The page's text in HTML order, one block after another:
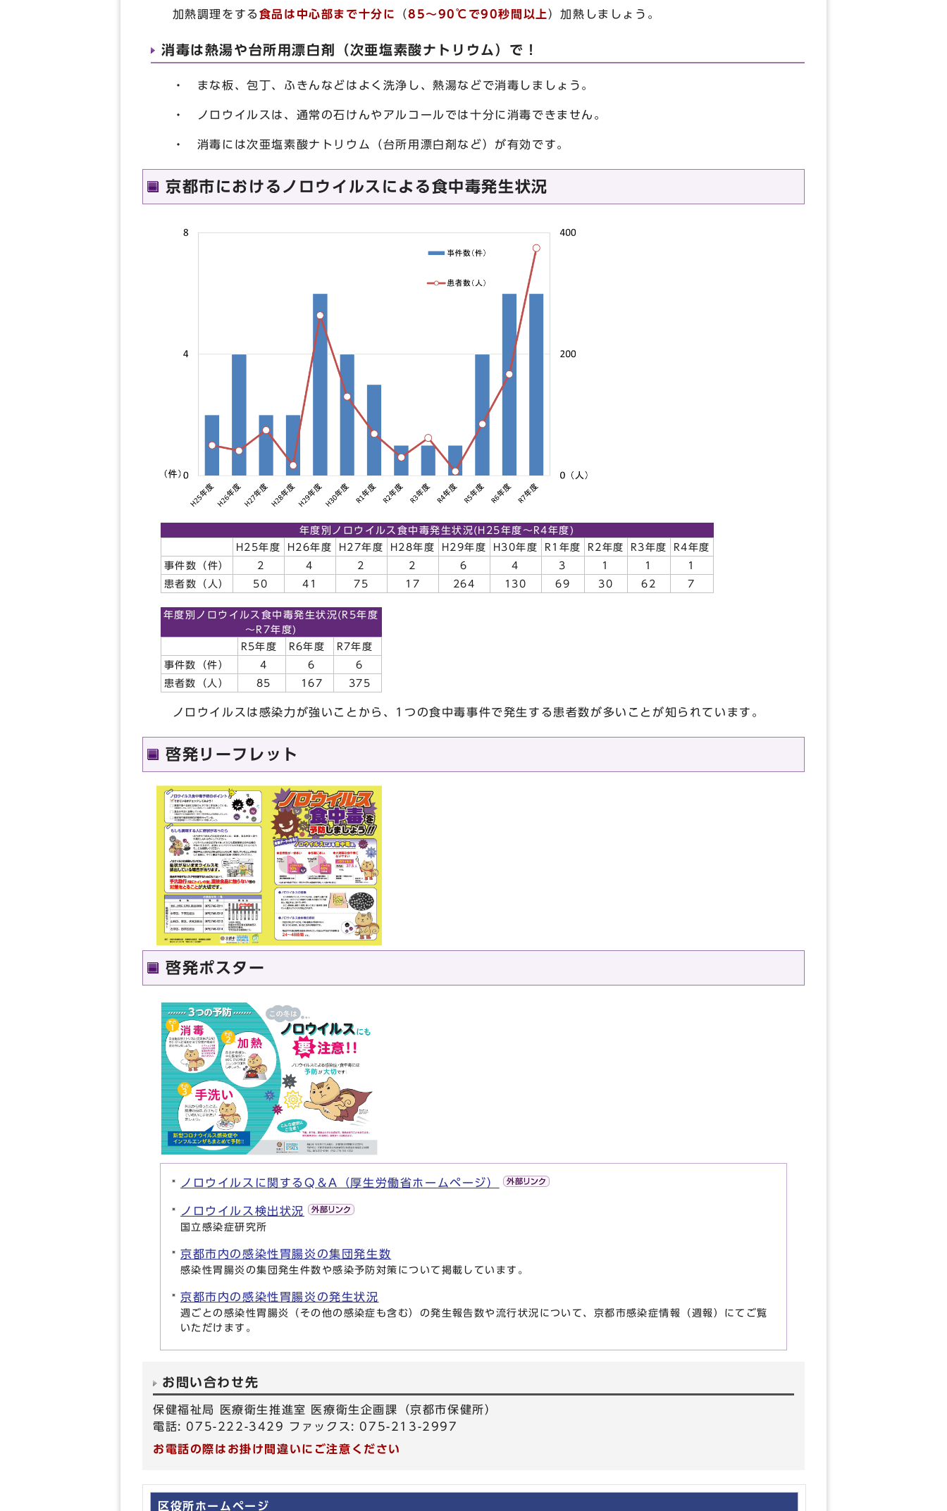
加熱調理をする 食品は中心部まで十分に （85～90℃で90秒間以上 ）加熱しましょう。
消毒は熱湯や台所用漂白剤（次亜塩素酸ナトリウム）で！
・ まな板、包丁、ふきんなどはよく洗浄し、熱湯などで消毒しましょう。
・ ノロウイルスは、通常の石けんやアルコールでは十分に消毒できません。
・ 消毒には次亜塩素酸ナトリウム（台所用漂白剤など）が有効です。
京都市におけるノロウイルスによる食中毒発生状況
年度別ノロウイルス食中毒発生状況(H25年度～R4年度)
H25年度
H26年度 H27年度 H28年度 H29年度 H30年度 R1年度 R2年度 R3年度
R4年度
事件数（件）
2 4 2 2 6 4 3 1 1
1
患者数（人）
50 41 75 17 264 130 69 30 62 7
年度別ノロウイルス食中毒発生状況(R5年度
～R7年度)
R5年度
R6年度
R7年度
事件数（件）
4 6
6
患者数（人）
85 167 375
ノロウイルスは感染力が強いことから、1つの食中毒事件で発生する患者数が多いことが知られています。
啓発リーフレット
啓発ポスター
ノロウイルスに関するQ＆A（厚生労働省ホームページ）
ノロウイルス検出状況
国立感染症研究所
京都市内の感染性胃腸炎の集団発生数
感染性胃腸炎の集団発生件数や感染予防対策について掲載しています。
京都市内の感染性胃腸炎の発生状況
週ごとの感染性胃腸炎（その他の感染症も含む）の発生報告数や流行状況について、京都市感染症情報（週報）にてご覧
いただけます。
お問い合わせ先
保健福祉局 医療衛生推進室 医療衛生企画課（京都市保健所）
電話: 075-222-3429 ファックス: 075-213-2997
お電話の際はお掛け間違いにご注意ください
区役所ホームページ